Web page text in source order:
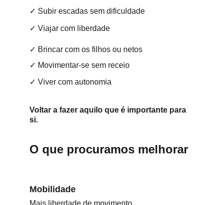
✓ Subir escadas sem dificuldade
✓ Viajar com liberdade
✓ Brincar com os filhos ou netos
✓ Movimentar-se sem receio
✓ Viver com autonomia
Voltar a fazer aquilo que é importante para
si.
O que procuramos melhorar
Mobilidade
Mais liberdade de movimento